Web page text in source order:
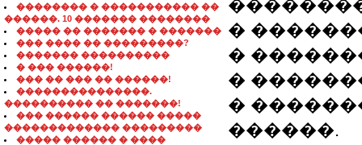
�������� � ����������� ��
������. 10 ������� ��������
����� �� ������� � �������
��� ���� �� ���������?
������� ����������
� ��� ������!
��� �� ��� �� ������!
���������������.
���������� �� �������!
��� ������ ������ �����
������������� ���������
����� ������ � ����
�
�
�
�
������.